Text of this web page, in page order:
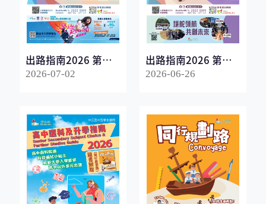
出路指南2026 第一
冊
2026-07-02
出路指南2026 第二
冊
2026-06-26